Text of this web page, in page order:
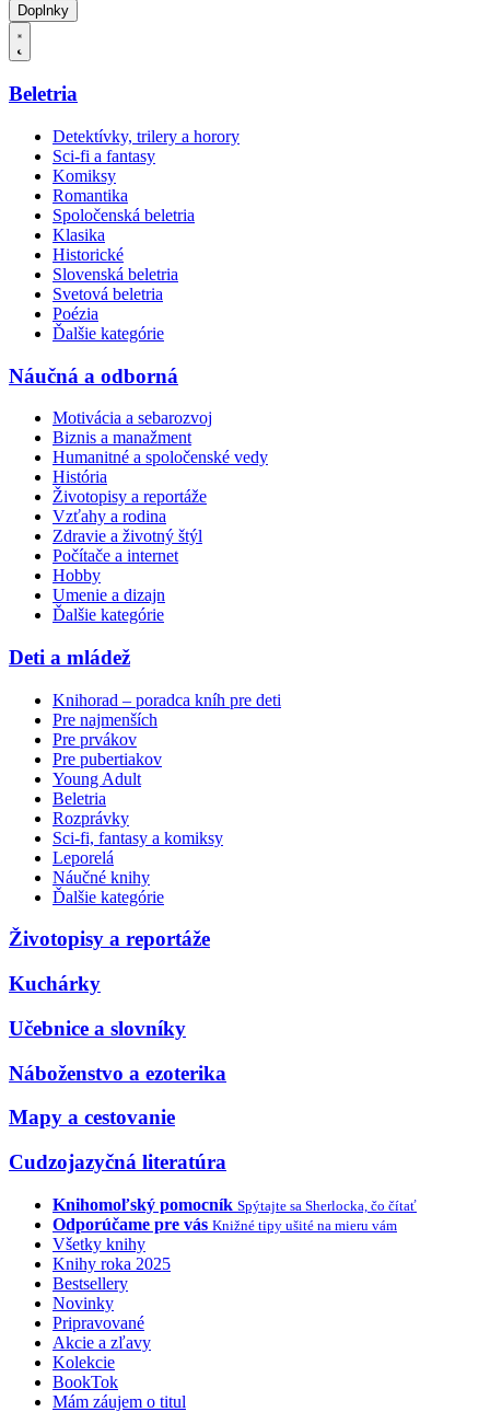
Doplnky
Beletria
Detektívky, trilery a horory
Sci-fi a fantasy
Komiksy
Romantika
Spoločenská beletria
Klasika
Historické
Slovenská beletria
Svetová beletria
Poézia
Ďalšie kategórie
Náučná a odborná
Motivácia a sebarozvoj
Biznis a manažment
Humanitné a spoločenské vedy
História
Životopisy a reportáže
Vzťahy a rodina
Zdravie a životný štýl
Počítače a internet
Hobby
Umenie a dizajn
Ďalšie kategórie
Deti a mládež
Knihorad – poradca kníh pre deti
Pre najmenších
Pre prvákov
Pre pubertiakov
Young Adult
Beletria
Rozprávky
Sci-fi, fantasy a komiksy
Leporelá
Náučné knihy
Ďalšie kategórie
Životopisy a reportáže
Kuchárky
Učebnice a slovníky
Náboženstvo a ezoterika
Mapy a cestovanie
Cudzojazyčná literatúra
Knihomoľský pomocník Spýtajte sa Sherlocka, čo čítať
Odporúčame pre vás Knižné tipy ušité na mieru vám
Všetky knihy
Knihy roka 2025
Bestsellery
Novinky
Pripravované
Akcie a zľavy
Kolekcie
BookTok
Mám záujem o titul